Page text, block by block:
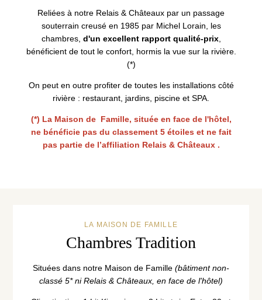
Reliées à notre Relais & Châteaux par un passage
souterrain creusé en 1985 par Michel Lorain, les
chambres, d'un excellent rapport qualité-prix,
bénéficient de tout le confort, hormis la vue sur la rivière.
(*)
On peut en outre profiter de toutes les installations côté
rivière : restaurant, jardins, piscine et SPA.
(*) La Maison de Famille, située en face de l'hôtel,
ne bénéficie pas du classement 5 étoiles et ne fait
pas partie de l’affiliation Relais & Châteaux .
LA MAISON DE FAMILLE
Chambres Tradition
Situées dans notre Maison de Famille (bâtiment non-
classé 5* ni Relais & Châteaux, en face de l'hôtel)